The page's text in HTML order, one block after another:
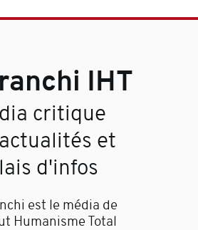
IHT
critique
et
d'infos
est le média de
Humanisme Total